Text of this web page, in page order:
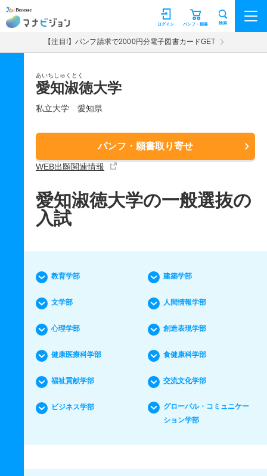
マナビジョン パンフ・願書
ログイン 検索
【注目!】パンフ請求で2000円分電子図書カードGET
あいちしゅくとく
愛知淑徳大学
私立大学 愛知県
パンフ・願書取り寄せ
WEB出願関連情報
愛知淑徳大学の一般選抜の
入試
教育学部 建築学部
文学部 人間情報学部
心理学部 創造表現学部
健康医療科学部 食健康科学部
福祉貢献学部 交流文化学部
ビジネス学部
グローバル・コミュニケー
ション学部